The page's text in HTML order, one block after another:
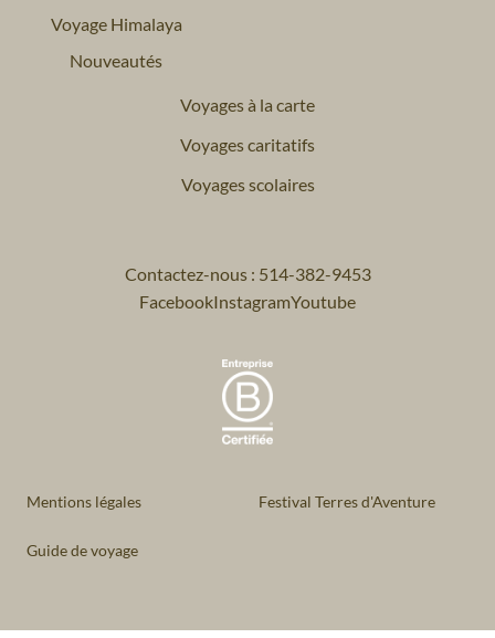
Voyage Himalaya
Nouveautés
Voyages à la carte
Voyages caritatifs
Voyages scolaires
Contactez-nous : 514-382-9453
FacebookInstagramYoutube
Mentions légales Festival Terres d'Aventure
Guide de voyage